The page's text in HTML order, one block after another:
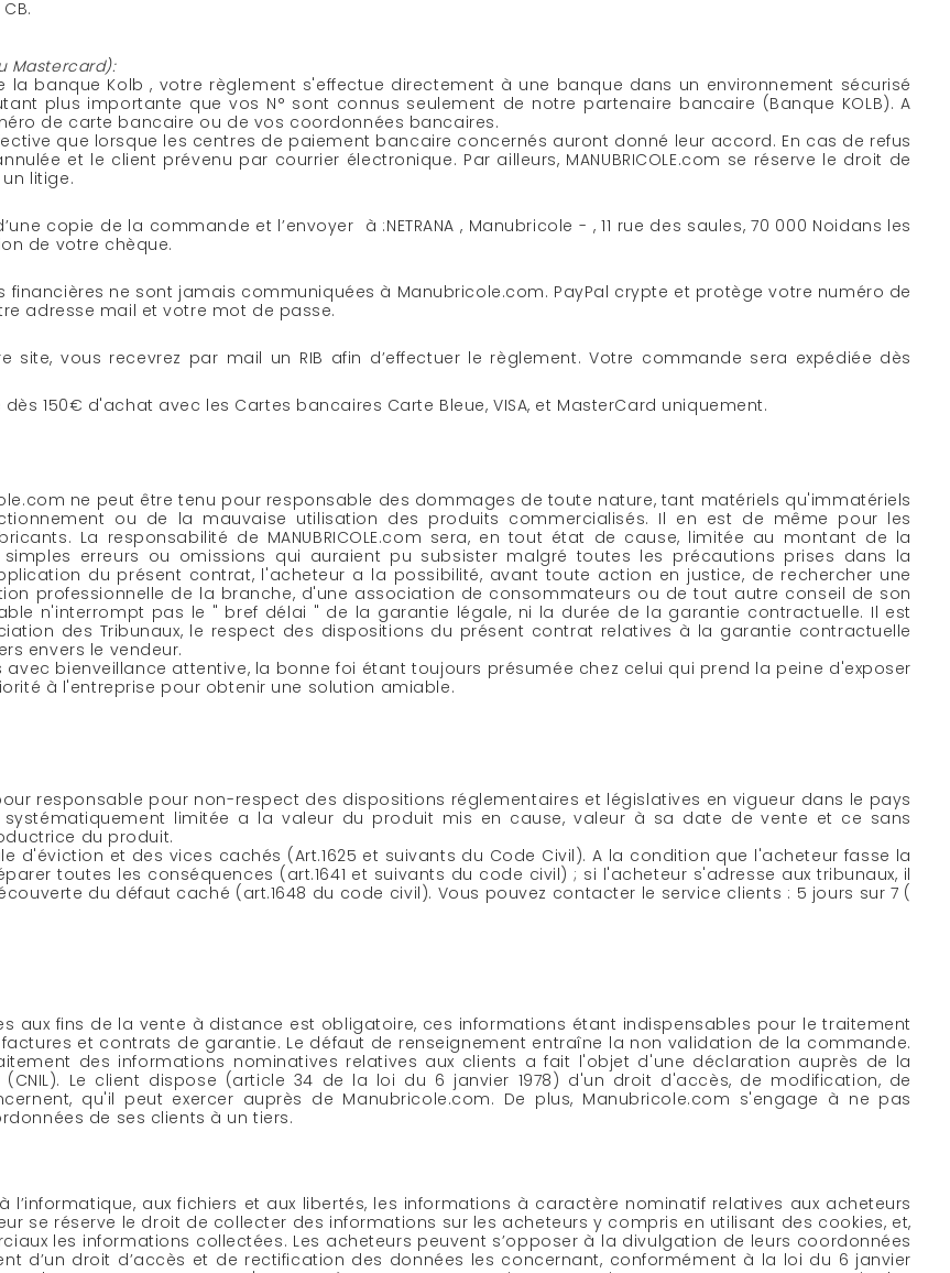
Mastercard):
banque Kolb , votre règlement s'effectue directement à une banque dans un environnement sécurisé
plus importante que vos N° sont connus seulement de notre partenaire bancaire (Banque KOLB). A
de carte bancaire ou de vos coordonnées bancaires.
que lorsque les centres de paiement bancaire concernés auront donné leur accord. En cas de refus
et le client prévenu par courrier électronique. Par ailleurs, MANUBRICOLE.com se réserve le droit de
litige.
copie de la commande et l’envoyer à :NETRANA , Manubricole - , 11 rue des saules, 70 000 Noidans les
de votre chèque.
financières ne sont jamais communiquées à Manubricole.com. PayPal crypte et protège votre numéro de
adresse mail et votre mot de passe.
vous recevrez par mail un RIB afin d’effectuer le règlement. Votre commande sera expédiée dès
150€ d'achat avec les Cartes bancaires Carte Bleue, VISA, et MasterCard uniquement.
ne peut être tenu pour responsable des dommages de toute nature, tant matériels qu'immatériels
ou de la mauvaise utilisation des produits commercialisés. Il en est de même pour les
La responsabilité de MANUBRICOLE.com sera, en tout état de cause, limitée au montant de la
erreurs ou omissions qui auraient pu subsister malgré toutes les précautions prises dans la
du présent contrat, l'acheteur a la possibilité, avant toute action en justice, de rechercher une
professionnelle de la branche, d'une association de consommateurs ou de tout autre conseil de son
n'interrompt pas le " bref délai " de la garantie légale, ni la durée de la garantie contractuelle. Il est
des Tribunaux, le respect des dispositions du présent contrat relatives à la garantie contractuelle
envers le vendeur.
bienveillance attentive, la bonne foi étant toujours présumée chez celui qui prend la peine d'exposer
à l'entreprise pour obtenir une solution amiable.
responsable pour non-respect des dispositions réglementaires et législatives en vigueur dans le pays
limitée a la valeur du produit mis en cause, valeur à sa date de vente et ce sans
du produit.
d'éviction et des vices cachés (Art.1625 et suivants du Code Civil). A la condition que l'acheteur fasse la
toutes les conséquences (art.1641 et suivants du code civil) ; si l'acheteur s'adresse aux tribunaux, il
du défaut caché (art.1648 du code civil). Vous pouvez contacter le service clients : 5 jours sur 7 (
aux fins de la vente à distance est obligatoire, ces informations étant indispensables pour le traitement
et contrats de garantie. Le défaut de renseignement entraîne la non validation de la commande.
des informations nominatives relatives aux clients a fait l'objet d'une déclaration auprès de la
Le client dispose (article 34 de la loi du 6 janvier 1978) d'un droit d'accès, de modification, de
qu'il peut exercer auprès de Manubricole.com. De plus, Manubricole.com s'engage à ne pas
de ses clients à un tiers.
l’informatique, aux fichiers et aux libertés, les informations à caractère nominatif relatives aux acheteurs
se réserve le droit de collecter des informations sur les acheteurs y compris en utilisant des cookies, et,
les informations collectées. Les acheteurs peuvent s’opposer à la divulgation de leurs coordonnées
d’un droit d’accès et de rectification des données les concernant, conformément à la loi du 6 janvier